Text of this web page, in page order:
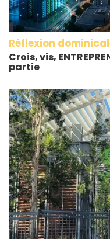
Réflexion
Crois, vis,
partie